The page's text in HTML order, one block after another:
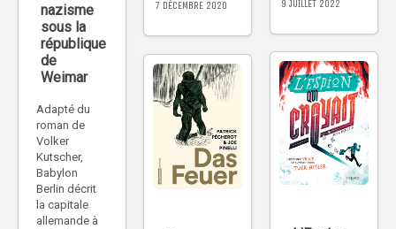
9 JUILLET 2022
7 DÉCEMBRE 2020
nazisme
sous la
république
de
Weimar
Adapté du
roman de
Volker
Kutscher,
Babylon
Berlin décrit
la capitale
allemande à